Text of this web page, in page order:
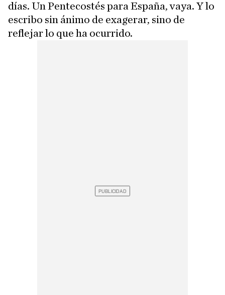
días. Un Pentecostés para España, vaya. Y lo
escribo sin ánimo de exagerar, sino de
reflejar lo que ha ocurrido.